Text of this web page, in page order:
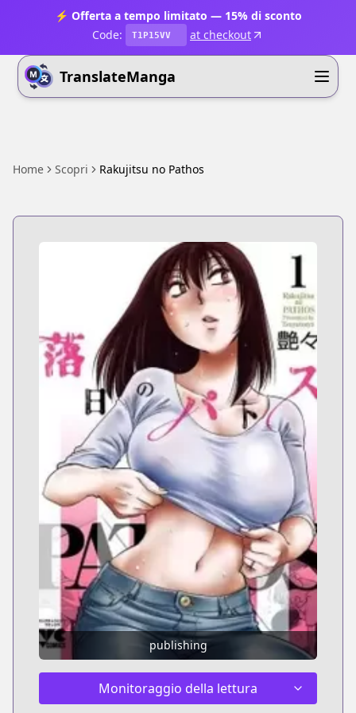
⚡ Offerta a tempo limitato — 15% di sconto
Code:
T1P15VV at checkout
TranslateManga
Home Scopri Rakujitsu no Pathos
publishing
Monitoraggio della lettura